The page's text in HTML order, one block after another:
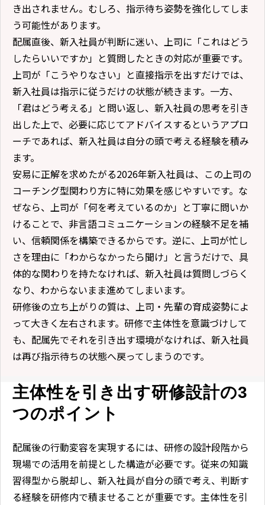
き出されません。むしろ、指示待ち姿勢を強化してしま
う可能性があります。
配属直後、新入社員が判断に迷い、上司に「これはどう
したらいいですか」と質問したときの対応が重要です。
上司が「こうやりなさい」と直接指示を出すだけでは、
新入社員は指示に従うだけの状態が続きます。一方、
「君はどう考える」と問い返し、新入社員の思考を引き
出した上で、必要に応じてアドバイスするというアプロ
ーチであれば、新入社員は自分の頭で考える経験を積み
ます。
安易に正解を求めたがる2026年新入社員は、この上司の
コーチング型関わり方に特に効果を感じやすいです。な
ぜなら、上司が「何を考えているのか」と丁寧に問いか
けることで、非言語コミュニケーションの経験不足を補
い、信頼関係を構築できるからです。逆に、上司が忙し
さを理由に「わからなかったら聞け」と言うだけで、具
体的な関わりを持たなければ、新入社員は質問しづらく
なり、わからないまま進めてしまいます。
研修後の立ち上がりの質は、上司・先輩の育成姿勢によ
って大きく左右されます。研修で主体性を意識づけして
も、配属先でそれを引き出す環境がなければ、新入社員
は再び指示待ちの状態へ戻ってしまうのです。
主体性を引き出す研修設計の3
つのポイント
配属後の行動変容を実現するには、研修の設計段階から
現場での活用を前提とした構造が必要です。従来の知識
習得型から脱却し、新入社員が自分の頭で考え、判断す
る経験を研修内で積ませることが重要です。主体性を引